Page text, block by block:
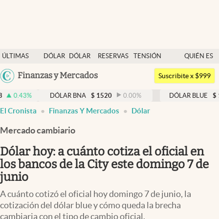
ÚLTIMAS
NOTICIAS
DÓLAR
DÓLAR
RESERVAS
TENSIÓN
GEOPOLÍTICA
QUIÉN ES
QUIÉN
Argentina
Uruguay
Finanzas y Mercados
Dólar
Members
Economía y Política
Finanzas y Mercados
Mercados Online
Negocios
Columnistas
Apertura
Suscribite x $999
DÓLAR BNA $ 1520 0.00% DÓLAR BLUE $ 1525 -
El Cronista Finanzas Y Mercados Dólar
Mercado cambiario
Dólar hoy: a cuánto cotiza el oficial en
los bancos de la City este domingo 7 de
junio
A cuánto cotizó el oficial hoy domingo 7 de junio, la
cotización del dólar blue y cómo queda la brecha
cambiaria con el tipo de cambio oficial.